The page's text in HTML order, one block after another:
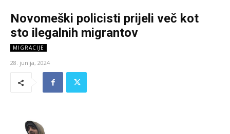
Novomeški policisti prijeli več kot
sto ilegalnih migrantov
MIGRACIJE
28. junija, 2024